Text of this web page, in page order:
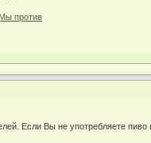
Если Вы не употребляете пиво